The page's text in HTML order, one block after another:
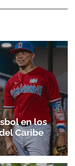
en los
Caribe